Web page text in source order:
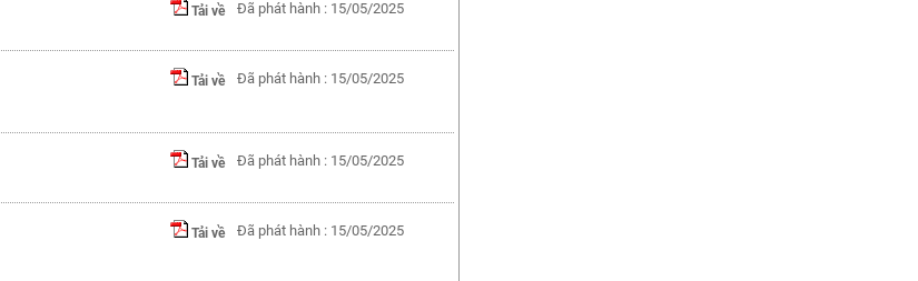
Tải về Đã phát hành : 15/05/2025
Tải về Đã phát hành : 15/05/2025
Tải về Đã phát hành : 15/05/2025
Tải về Đã phát hành : 15/05/2025